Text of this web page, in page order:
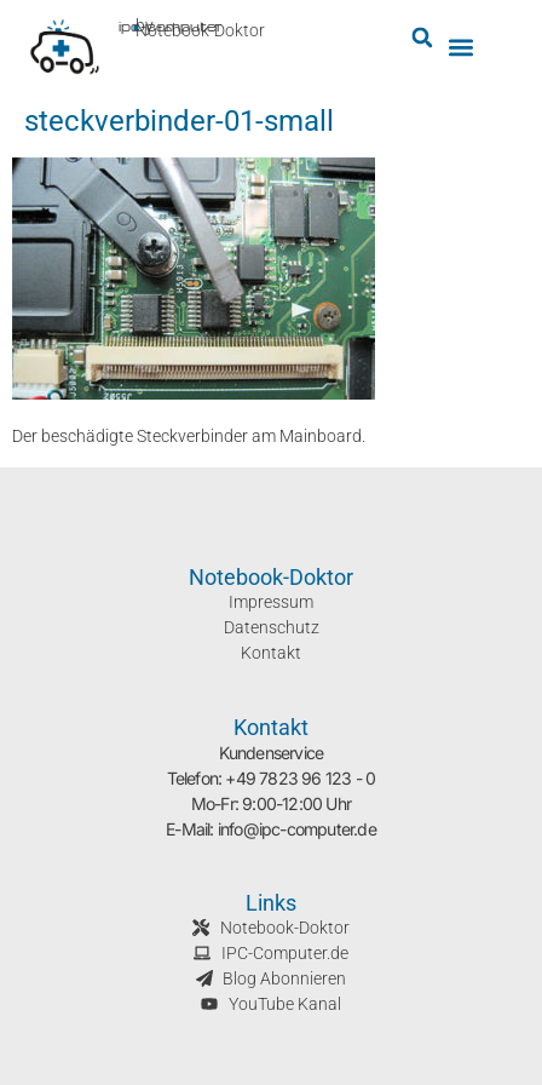
Notebook-Doktor
by
■
ipc-computer
steckverbinder-01-small
Der beschädigte Steckverbinder am Mainboard.
Notebook-Doktor
Impressum
Datenschutz
Kontakt
Kontakt
Kundenservice
Telefon: +49 7823 96 123 - 0
Mo-Fr: 9:00-12:00 Uhr
E-Mail: info@ipc-computer.de
Links
Notebook-Doktor
IPC-Computer.de
Blog Abonnieren
YouTube Kanal